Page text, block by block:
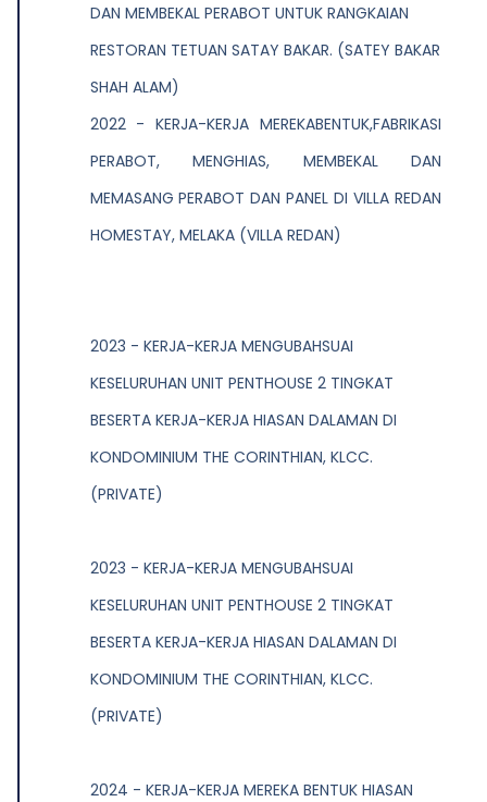
DAN MEMBEKAL PERABOT UNTUK RANGKAIAN
RESTORAN TETUAN SATAY BAKAR. (SATEY BAKAR
SHAH ALAM)
2022 - KERJA-KERJA MEREKABENTUK,FABRIKASI
PERABOT, MENGHIAS, MEMBEKAL DAN
MEMASANG PERABOT DAN PANEL DI VILLA REDAN
HOMESTAY, MELAKA (VILLA REDAN)
2023 - KERJA-KERJA MENGUBAHSUAI
KESELURUHAN UNIT PENTHOUSE 2 TINGKAT
BESERTA KERJA-KERJA HIASAN DALAMAN DI
KONDOMINIUM THE CORINTHIAN, KLCC.
(PRIVATE)
2023 - KERJA-KERJA MENGUBAHSUAI
KESELURUHAN UNIT PENTHOUSE 2 TINGKAT
BESERTA KERJA-KERJA HIASAN DALAMAN DI
KONDOMINIUM THE CORINTHIAN, KLCC.
(PRIVATE)
2024 - KERJA-KERJA MEREKA BENTUK HIASAN